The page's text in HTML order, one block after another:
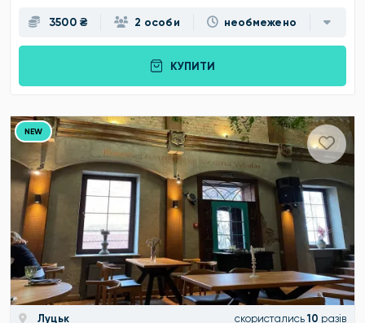
3500 ₴ 2 особи необмежено
КУПИТИ
NEW
Луцьк скористались 10 разів